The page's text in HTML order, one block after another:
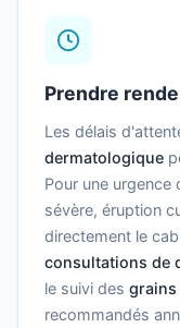
Prendre
Les délais
dermatologique
Pour une
sévère, éruption
directement le
consultations de
le suivi des grains
recommandés